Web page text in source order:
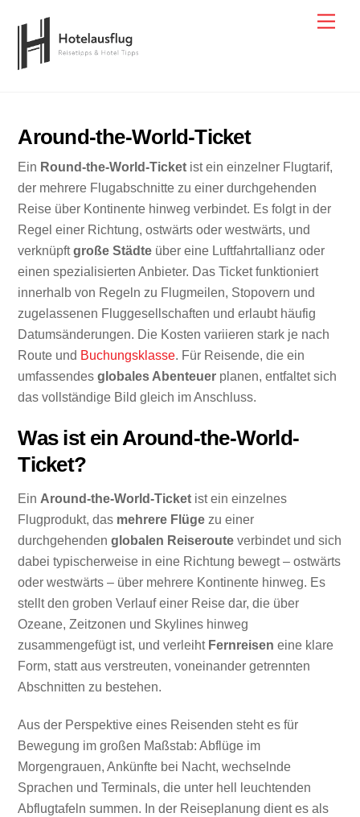
content
Around-the-World-Ticket
Ein Round-the-World-Ticket ist ein einzelner Flugtarif,
der mehrere Flugabschnitte zu einer durchgehenden
Reise über Kontinente hinweg verbindet. Es folgt in der
Regel einer Richtung, ostwärts oder westwärts, und
verknüpftgroße Städte über eine Luftfahrtallianz oder
einen spezialisierten Anbieter. Das Ticket funktioniert
innerhalb von Regeln zu Flugmeilen, Stopovern und
zugelassenen Fluggesellschaften und erlaubt häufig
Datumsänderungen. Die Kosten variieren stark je nach
Route und Buchungsklasse. Für Reisende, die ein
umfassendesglobales Abenteuer planen, entfaltet sich
das vollständige Bild gleich im Anschluss.
Was ist ein Around-the-World-
Ticket?
Ein Around-the-World-Ticket ist ein einzelnes
Flugprodukt, das mehrere Flüge zu einer
durchgehendenglobalen Reiseroute verbindet und sich
dabei typischerweise in eine Richtung bewegt – ostwärts
oder westwärts – über mehrere Kontinente hinweg. Es
stellt den groben Verlauf einer Reise dar, die über
Ozeane, Zeitzonen und Skylines hinweg
zusammengefügt ist, und verleiht Fernreisen eine klare
Form, statt aus verstreuten, voneinander getrennten
Abschnitten zu bestehen.
Aus der Perspektive eines Reisenden steht es für
Bewegung im großen Maßstab: Abflüge im
Morgengrauen, Ankünfte bei Nacht, wechselnde
Sprachen und Terminals, die unter hell leuchtenden
Abflugtafeln summen. In der Reiseplanung dient es als